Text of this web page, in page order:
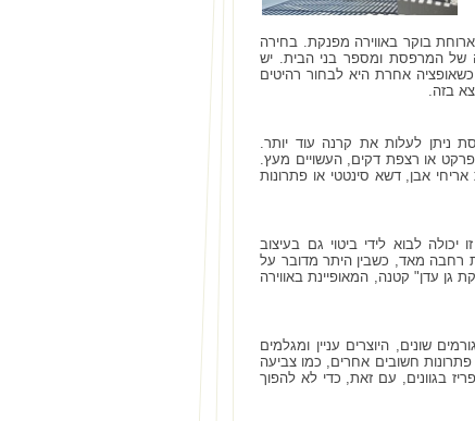
בוקר באווירה מפנקת. בחירה
של המרפסת ומספר בני הבית. יש
אחרת היא לבחור רהיטים
בזה.
ניתן לעלות את קרנה עוד יותר.
או רצפת דקים, העשויים מעץ.
אבן, דשא סינטטי או פתרונות
לבוא לידי ביטוי גם בעיצוב
רחבה מאד, כשבין היתר מדובר על
גן עדן" קטנה, המאופיינת באווירה
שונים, היוצרים עניין ומגלמים
חשובים אחרים, כמו צביעה
בגוונים, עם זאת, כדי לא להפוך